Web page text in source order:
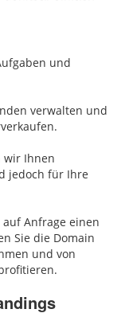
und
verwalten und
wir Ihnen
jedoch für Ihre
auf Anfrage einen
Sie die Domain
und von